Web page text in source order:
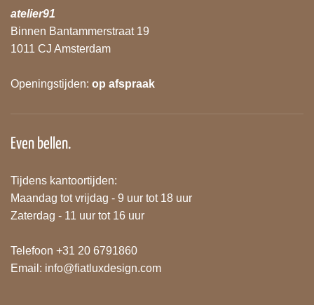
atelier91
Binnen Bantammerstraat 19
1011 CJ Amsterdam
Openingstijden: op afspraak
Even bellen.
Tijdens kantoortijden:
Maandag tot vrijdag - 9 uur tot 18 uur
Zaterdag - 11 uur tot 16 uur
Telefoon +31 20 6791860
Email: info@fiatluxdesign.com